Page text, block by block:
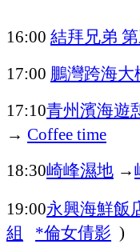
16:00 結拜兄弟
17:00 鵬灣跨海大
17:10青州濱海遊
→ Coffee time
18:30崎峰濕地 →
19:00永興海鮮飯
組
*倫女倩影 )